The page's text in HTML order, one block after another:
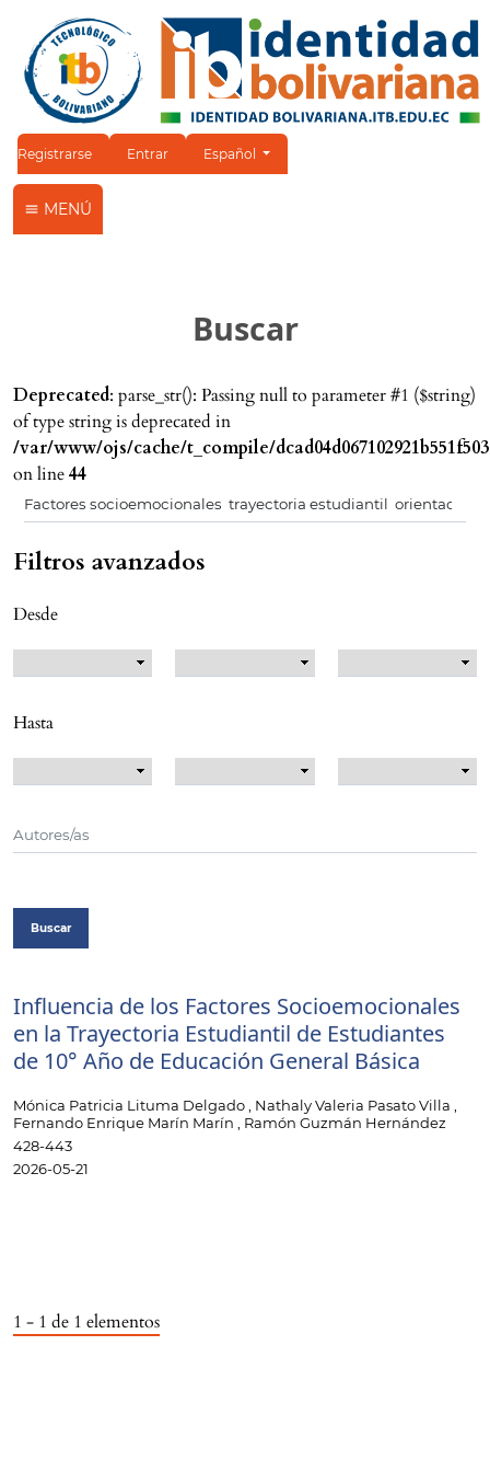
Registrarse Entrar Cambiar el idioma. El idioma actual es:
Español
MENÚ
Buscar
Deprecated: parse_str(): Passing null to parameter #1 ($string)
of type string is deprecated in
/var/www/ojs/cache/t_compile/
on line44
Filtros avanzados
Desde
Hasta
Buscar
Influencia de los Factores Socioemocionales
en la Trayectoria Estudiantil de Estudiantes
de 10° Año de Educación General Básica
Mónica Patricia Lituma Delgado , Nathaly Valeria Pasato Villa ,
Fernando Enrique Marín Marín , Ramón Guzmán Hernández
428-443
2026-05-21
1 - 1 de 1 elementos